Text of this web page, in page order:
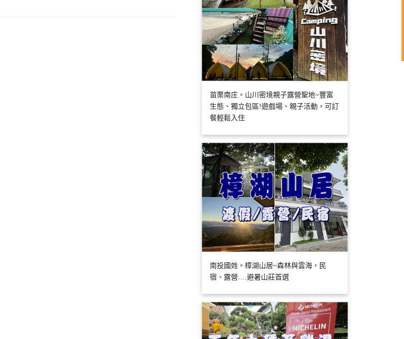
苗栗南庄。山川密境親子露營聖地~豐富
生態、獨立包區!遊戲場、親子活動，可訂
餐輕鬆入住
南投國姓。樟湖山居~森林與雲海，民
宿、露營….避暑山莊首選